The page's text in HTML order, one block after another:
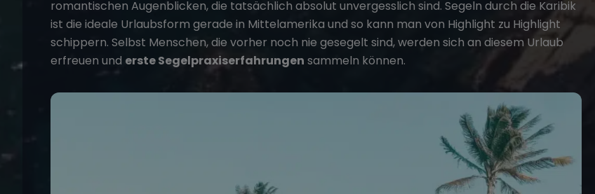
romantischen Augenblicken, die tatsächlich absolut unvergesslich sind. Segeln durch die Karibik
ist die ideale Urlaubsform gerade in Mittelamerika und so kann man von Highlight zu Highlight
schippern. Selbst Menschen, die vorher noch nie gesegelt sind, werden sich an diesem Urlaub
erfreuen und erste Segelpraxiserfahrungen sammeln können.